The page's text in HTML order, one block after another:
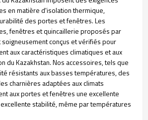
en matière d'isolation thermique,
des portes et fenêtres. Les
fenêtres et quincaillerie proposés par
conçus et vérifiés pour
aux caractéristiques climatiques et aux
du Kazakhstan. Nos accessoires, tels que
résistants aux basses températures, des
charnières adaptées aux climats
aux portes et fenêtres une excellente
stabilité, même par températures